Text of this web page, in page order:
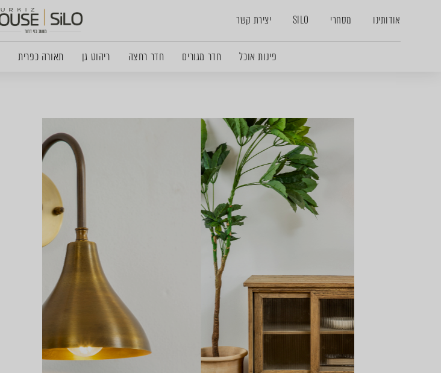
אודותינו מסחרי SILO יצירת קשר
פינות אוכל חדר מגורים חדר רחצה ריהוט גן תאורה כפרית